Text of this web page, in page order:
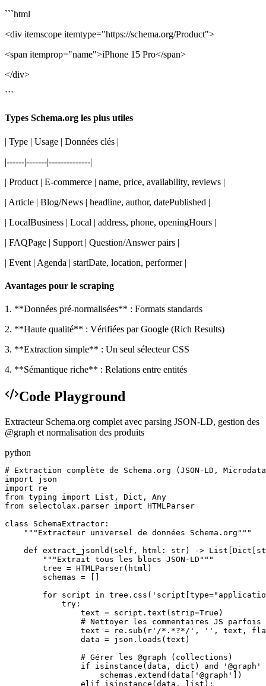
```html
<div itemscope itemtype="https://schema.org/Product">
<span itemprop="name">iPhone 15 Pro</span>
</div>
```
Types Schema.org les plus utiles
| Type | Usage | Données clés |
|------|-------|--------------|
| Product | E-commerce | name, price, availability, reviews |
| Article | Blog/News | headline, author, datePublished |
| LocalBusiness | Local | address, phone, openingHours |
| FAQPage | Support | Question/Answer pairs |
| Event | Agenda | startDate, location, performer |
Avantages pour le scraping
1. **Données pré-normalisées** : Formats standards
2. **Haute qualité** : Vérifiées par Google (Rich Results)
3. **Extraction simple** : Un seul sélecteur CSS
4. **Sémantique riche** : Relations entre entités
Code Playground
Extracteur Schema.org complet avec parsing JSON-LD, gestion des
@graph et normalisation des produits
python
# Extraction complète de Schema.org (JSON-LD,
import json
import re
from typing import List, Dict, Any
from selectolax.parser import HTMLParser
class SchemaExtractor:
    """Extracteur universel de données Schema.org"""
def extract_jsonld(self, html: str) ->
        """Extrait tous les blocs JSON-LD"""
        tree = HTMLParser(html)
        schemas = []
for script in
            try:
                text = script.text(strip=True)
# Nettoyer les commentaires JS parfois
text = re.sub(r'/*.*?*/', '', text,
                data = json.loads(text)
                # Gérer les @graph (collections)
if isinstance(data, dict) and '@graph'
                    schemas.extend(data['@graph'])
                elif isinstance(data, list):